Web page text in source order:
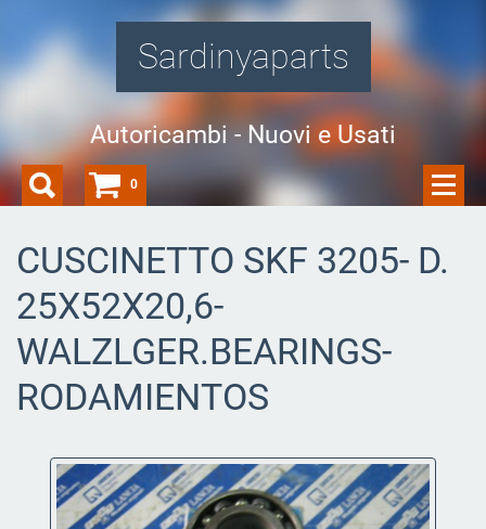
Sardinyaparts
Autoricambi - Nuovi e Usati
CUSCINETTO SKF 3205- D.
25X52X20,6-
WALZLGER.BEARINGS-
RODAMIENTOS
0